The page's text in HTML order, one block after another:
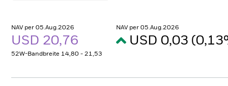
NAV per 05.Aug.2026
USD 20,76
52W-Bandbreite 14,80 - 21,53
NAV per 05.Aug.2026
USD 0,03